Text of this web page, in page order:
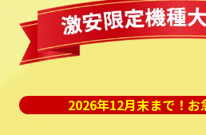
2026年12月末まで！お